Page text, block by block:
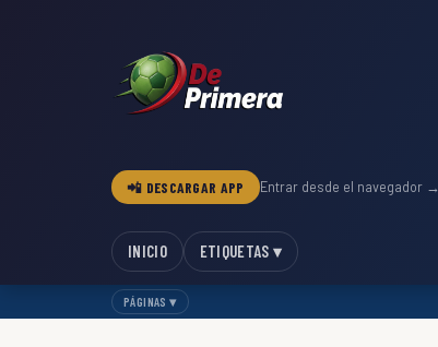
📲 DESCARGAR APP Entrar desde el navegador →
INICIO ETIQUETAS ▾
PÁGINAS ▾